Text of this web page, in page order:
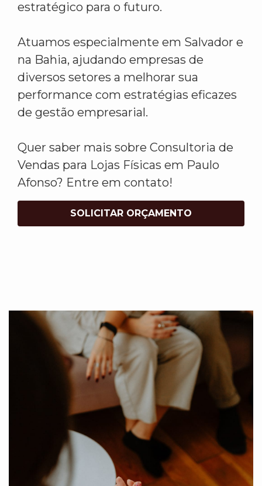
estratégico para o futuro.
Atuamos especialmente em Salvador e
na Bahia, ajudando empresas de
diversos setores a melhorar sua
performance com estratégias eficazes
de gestão empresarial.
Quer saber mais sobre Consultoria de
Vendas para Lojas Físicas em Paulo
Afonso? Entre em contato!
SOLICITAR ORÇAMENTO